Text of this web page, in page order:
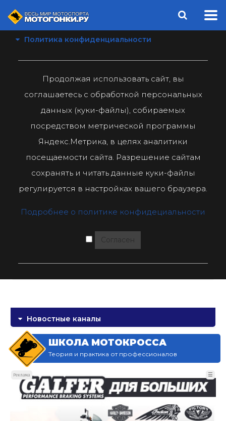
Политика конфиденциальности
Продолжая использовать сайт, вы
соглашаетесь с обработкой персональных
данных (куки-файлы), собираемых
посредством метрической программы
Яндекс.Метрика, в целях аналитики
посещаемости сайта. Разрешение сайтам
сохранять и читать данные куки-файлы
регулируется в настройках вашего браузера.
Подробнее о политике конфидециальности
Согласен
Новостные каналы
ШКОЛА МОТОКРОССА
Теория и практика от профессионалов
Реклама ☰